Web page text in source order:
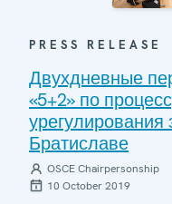
PRESS RELEASE
Двухдневные
«5+2» по
Братиславе
OSCE Chairpersonship
10 October 2019